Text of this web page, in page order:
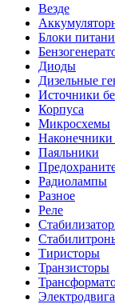
Везде
Блоки
Диоды
Дизельные
Источники
Корпуса
Микросхемы
Наконечники
Паяльники
Радиолампы
Разное
Реле
Тиристоры
Транзисторы